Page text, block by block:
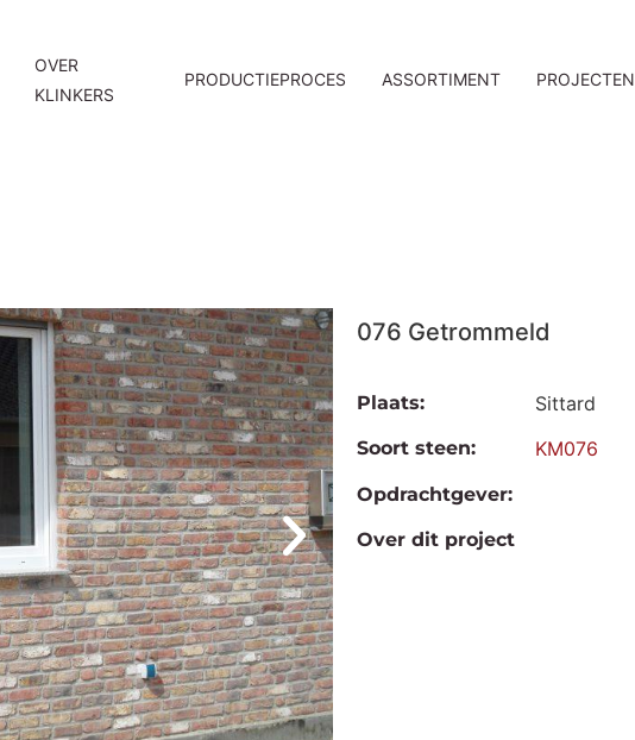
OVER
KLINKERS
PRODUCTIEPROCES ASSORTIMENT PROJECTEN
076 Getrommeld
Plaats: Sittard
Soort steen: KM076
Opdrachtgever:
Over dit project